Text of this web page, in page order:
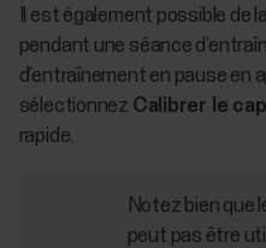
Il est également possible de
pendant une séance
d’entraînement en pause en
sélectionnez Calibrer le
rapide.
Notez bien que
peut pas être